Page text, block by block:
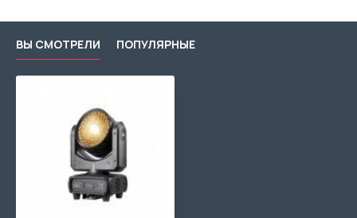
ВЫ СМОТРЕЛИ ПОПУЛЯРНЫЕ